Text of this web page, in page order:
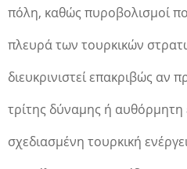
πόλη, καθώς πυροβολισμοί
πλευρά των τουρκικών
διευκρινιστεί επακριβώς αν
τρίτης δύναμης ή αυθόρμητη
σχεδιασμένη τουρκική